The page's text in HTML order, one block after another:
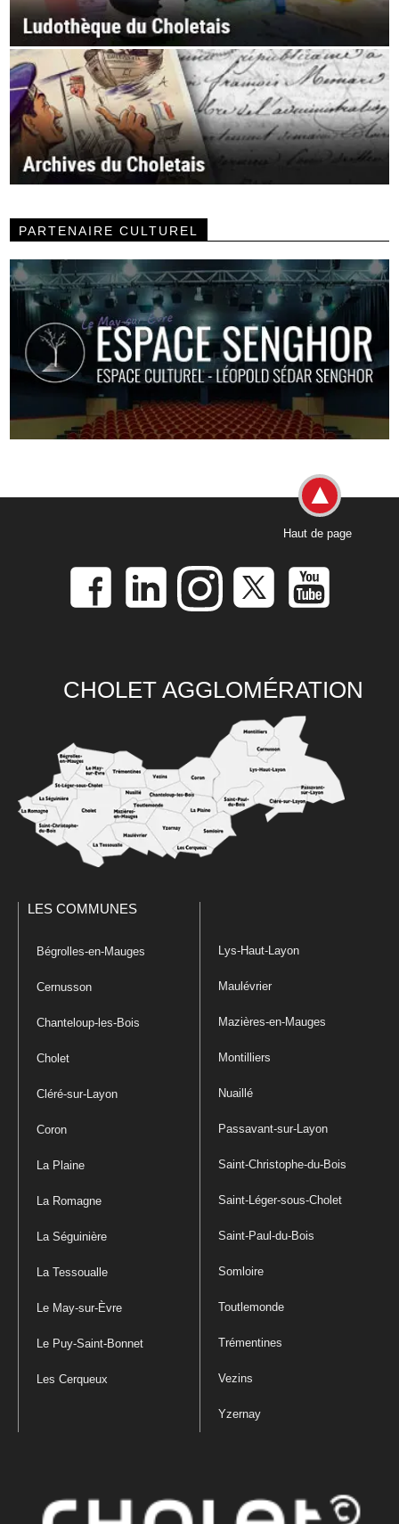
PARTENAIRE CULTUREL
Haut de page
CHOLET AGGLOMÉRATION
LES COMMUNES
Bégrolles-en-Mauges
Cernusson
Chanteloup-les-Bois
Cholet
Cléré-sur-Layon
Coron
La Plaine
La Romagne
La Séguinière
La Tessoualle
Le May-sur-Èvre
Le Puy-Saint-Bonnet
Les Cerqueux
Lys-Haut-Layon
Maulévrier
Mazières-en-Mauges
Montilliers
Nuaillé
Passavant-sur-Layon
Saint-Christophe-du-Bois
Saint-Léger-sous-Cholet
Saint-Paul-du-Bois
Somloire
Toutlemonde
Trémentines
Vezins
Yzernay